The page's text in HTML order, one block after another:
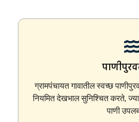
ग्रामपंचायत गावातील स्वच्छ
नियमित देखभाल सुनिश्चित करते,
पाणी